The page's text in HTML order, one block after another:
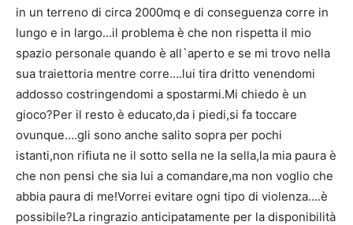
in un terreno di circa 2000mq e di conseguenza corre in
lungo e in largo…il problema è che non rispetta il mio
spazio personale quando è all`aperto e se mi trovo nella
sua traiettoria mentre corre….lui tira dritto venendomi
addosso costringendomi a spostarmi.Mi chiedo è un
gioco?Per il resto è educato,da i piedi,si fa toccare
ovunque….gli sono anche salito sopra per pochi
istanti,non rifiuta ne il sotto sella ne la sella,la mia paura è
che non pensi che sia lui a comandare,ma non voglio che
abbia paura di me!Vorrei evitare ogni tipo di violenza….è
possibile?La ringrazio anticipatamente per la disponibilità